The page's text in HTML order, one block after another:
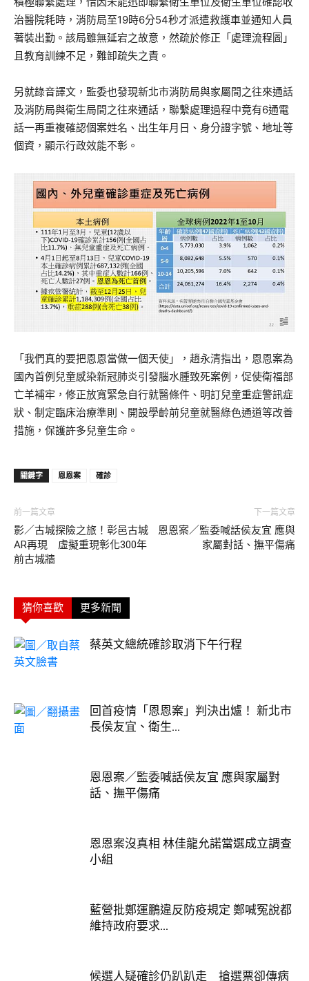
治醫院耗時，消防局至19時6分54秒才派遣救護車並通知人員
著裝出勤。該局雖無延宕之故意，然疏於修正「處理流程圖」
且教育訓練不足，難卸疏失之責。
另就錄音譯文，監委也發現新北市消防局與家屬間之往來通話
及消防局與衛生局間之往來通話，聯繫處理過程中竟有6通電
話一再重複確認個案姓名、出生年月日、身分證字號、地址等
個資，顯示行政效能不彰。
「我們真的要把恩恩當做一個天使」，趙永清指出，恩恩案為
國內首例兒童感染新冠肺炎引發腦水腫致死案例，促使衛福部
亡羊補牢，修正放寬緊急自行就醫條件、明訂兒童重症警訊症
狀、制定臨床治療準則、開設學齡前兒童就醫綠色通道等改善
措施，保護許多兒童生命。
關鍵字 恩恩案 確診
前一篇文章
影／古城探險之旅！彰邑古城
AR再現 虛擬重現彰化300年
前古城牆
下一篇文章
恩恩案／監委喊話侯友宜 應與
家屬對話、撫平傷痛
猜你喜歡 更多新聞
蔡英文總統確診取消下午行程
回首疫情「恩恩案」判決出爐！ 新北市
長侯友宜、衛生...
恩恩案／監委喊話侯友宜 應與家屬對
話、撫平傷痛
恩恩案沒真相 林佳龍允諾當選成立調查
小組
藍營批鄭運鵬違反防疫規定 鄭喊冤說都
維持政府要求...
候選人疑確診仍趴趴走 搶選票卻傳病